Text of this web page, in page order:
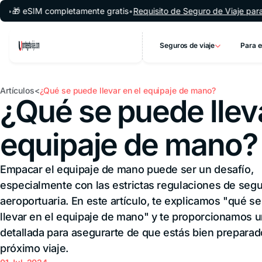
Saltar al contenido
gratis•Requisito de Seguro de Viaje para Argentina
Seguros de viaje
Asistencia al
viajero en el
extranjero
Seguro de
multiviaje
Seguro de
viaje barato
Seguro de
viaje familiar
Seguro de
viaje médico
internacional
Seguro de
Para
en
te
al
al
Artículos ¿Qué se puede llevar en el equipaje de mano?
¿Qué se puede
equipaje de mano?
Empacar el equipaje de mano puede ser un desafío,
especialmente con las estrictas regulaciones de
aeroportuaria. En este artículo, te explicamos "qué
llevar en el equipaje de mano" y te proporcionamos
detallada para asegurarte de que estás bien
próximo viaje.